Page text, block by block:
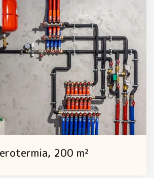
200 m²